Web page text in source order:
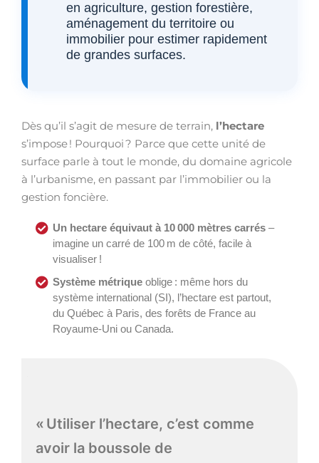
en agriculture, gestion forestière,
aménagement du territoire ou
immobilier pour estimer rapidement
de grandes surfaces.
Dès qu’il s’agit de mesure de terrain, l’hectare
s’impose ! Pourquoi ? Parce que cette unité de
surface parle à tout le monde, du domaine agricole
à l’urbanisme, en passant par l’immobilier ou la
gestion foncière.
Un hectare équivaut à 10 000 mètres carrés –
imagine un carré de 100 m de côté, facile à
visualiser !
Système métrique oblige : même hors du
système international (SI), l’hectare est partout,
du Québec à Paris, des forêts de France au
Royaume-Uni ou Canada.
« Utiliser l’hectare, c’est comme
avoir la boussole de